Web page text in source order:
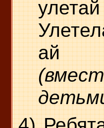
улетай
ай